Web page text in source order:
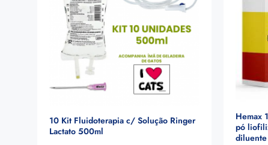
10 Kit Fluidoterapia c/ Solução Ringer
Lactato 500ml
Hemax
pó
diluente